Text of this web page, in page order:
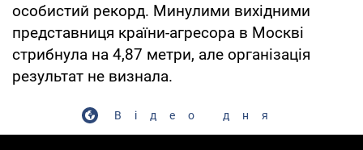
особистий рекорд. Минулими вихідними
представниця країни-агресора в Москві
стрибнула на 4,87 метри, але організація
результат не визнала.
Відео дня